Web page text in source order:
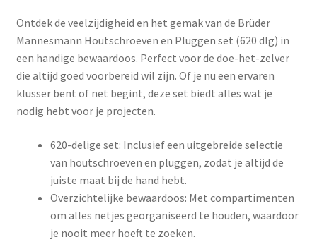
Ontdek de veelzijdigheid en het gemak van de Brüder
Mannesmann Houtschroeven en Pluggen set (620 dlg) in
een handige bewaardoos. Perfect voor de doe-het-zelver
die altijd goed voorbereid wil zijn. Of je nu een ervaren
klusser bent of net begint, deze set biedt alles wat je
nodig hebt voor je projecten.
620-delige set: Inclusief een uitgebreide selectie
van houtschroeven en pluggen, zodat je altijd de
juiste maat bij de hand hebt.
Overzichtelijke bewaardoos: Met compartimenten
om alles netjes georganiseerd te houden, waardoor
je nooit meer hoeft te zoeken.